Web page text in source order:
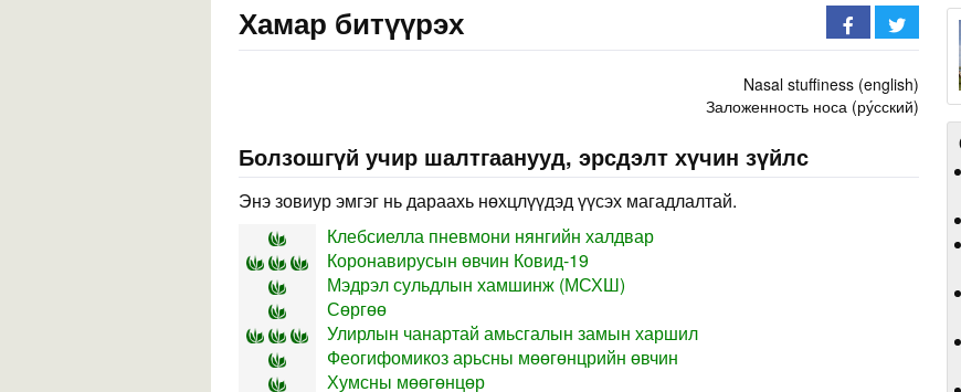
Хамар битүүрэх
Nasal stuffiness (english)
Заложенность носа (ру́сский)
Болзошгүй учир шалтгаанууд, эрсдэлт хүчин зүйлс
Энэ зовиур эмгэг нь дараахь нөхцлүүдэд үүсэх магадлалтай.
Клебсиелла пневмони нянгийн халдвар
Коронавирусын өвчин Ковид-19
Мэдрэл сульдлын хамшинж (МСХШ)
Сөргөө
Улирлын чанартай амьсгалын замын харшил
Феогифомикоз арьсны мөөгөнцрийн өвчин
Хумсны мөөгөнцөр